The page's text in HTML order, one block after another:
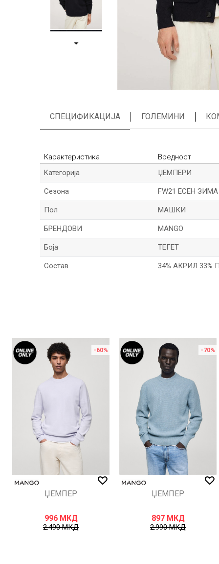
СПЕЦИФИКАЦИЈА ГОЛЕМИНИ
Карактеристика
Вредност
Kатегорија
ЏЕМПЕРИ
Сезона FW21 ЕСЕН ЗИМА
Пол МАШКИ
БРЕНДОВИ MANGO
Боја ТЕГЕТ
Состав 34% АКРИЛ 33%
Порака
ИСПРАТИ
-60%
ЏЕМПЕР
996 МКД
2.490МКД
-70%
ЏЕМПЕР
897 МКД
2.990МКД